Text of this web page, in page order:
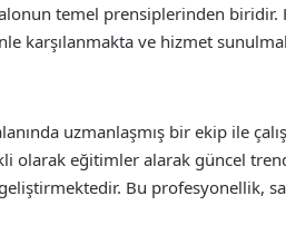
temel prensiplerinden biridir.
karşılanmakta ve hizmet
uzmanlaşmış bir ekip ile
olarak eğitimler alarak güncel
Bu profesyonellik,